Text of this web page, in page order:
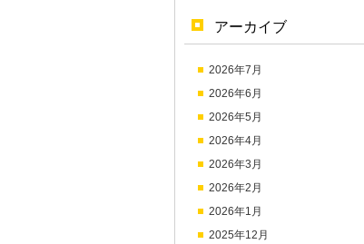
アーカイブ
2026年7月
2026年6月
2026年5月
2026年4月
2026年3月
2026年2月
2026年1月
2025年12月